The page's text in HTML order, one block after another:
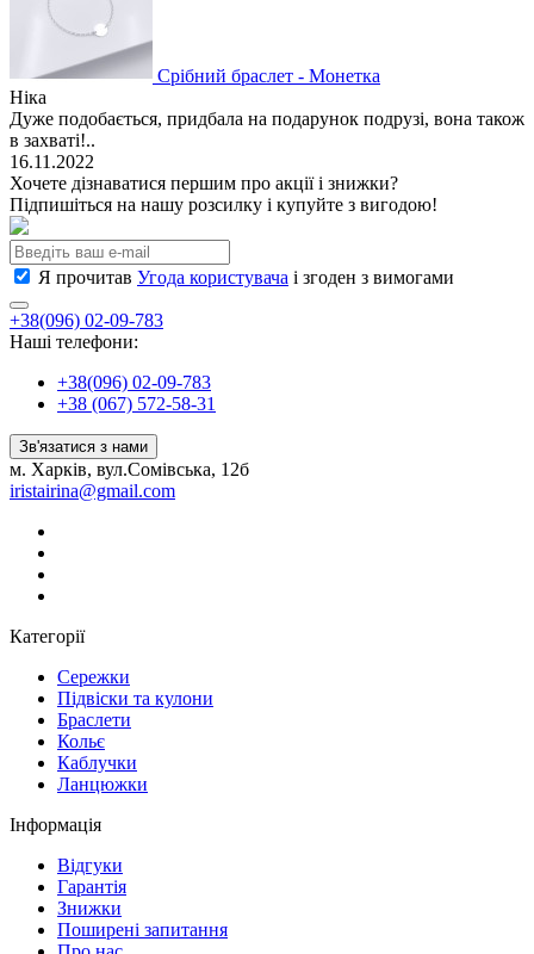
Срібний браслет - Монетка
Ніка
Дуже подобається, придбала на подарунок подрузі, вона також
в захваті!..
16.11.2022
Хочете дізнаватися першим про акції і знижки?
Підпишіться на нашу розсилку і купуйте з вигодою!
Я прочитав Угода користувача і згоден з вимогами
+38(096) 02-09-783
Наші телефони:
+38(096) 02-09-783
+38 (067) 572-58-31
Зв'язатися з нами
м. Харків, вул.Сомівська, 12б
iristairina@gmail.com
Категорії
Сережки
Підвіски та кулони
Браслети
Кольє
Каблучки
Ланцюжки
Інформація
Вiдгуки
Гарантія
Знижки
Поширені запитання